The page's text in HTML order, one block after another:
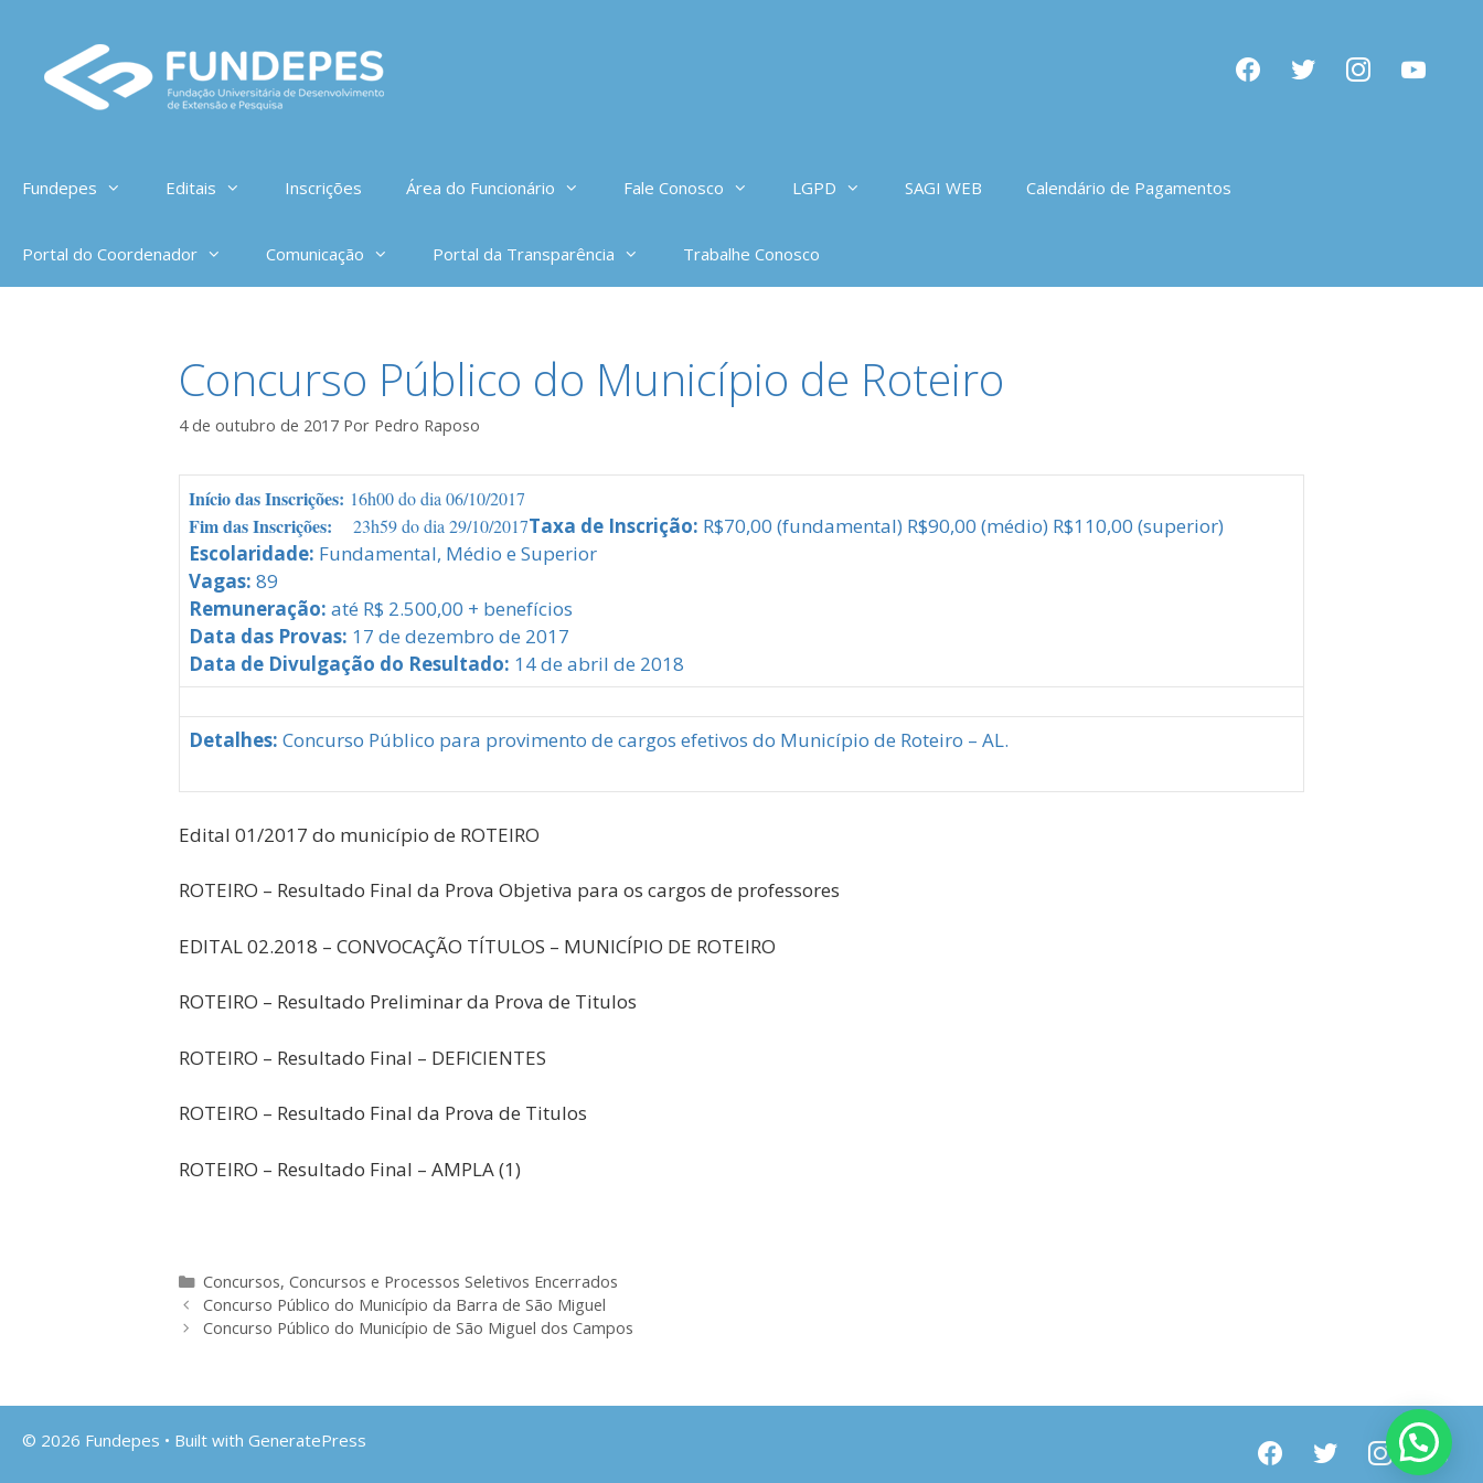
conteúdo
facebooktwitter instagramyoutube
Fundepes Editais Inscrições Área do Funcionário Fale Conosco LGPD SAGI WEB Calendário de Pagamentos
Portal do Coordenador Comunicação Portal da Transparência Trabalhe Conosco
Concurso Público do Município de Roteiro
4 de outubro de 2017 Por Pedro Raposo
Início das Inscrições: 16h00 do dia 06/10/2017
Fim das Inscrições: 23h59 do dia 29/10/2017Taxa de Inscrição: R$70,00 (fundamental) R$90,00 (médio) R$110,00 (superior)
Escolaridade: Fundamental, Médio e Superior
Vagas: 89
Remuneração: até R$ 2.500,00 + benefícios
Data das Provas: 17 de dezembro de 2017
Data de Divulgação do Resultado: 14 de abril de 2018
Detalhes: Concurso Público para provimento de cargos efetivos do Município de Roteiro – AL.
Edital 01/2017 do município de ROTEIRO
ROTEIRO – Resultado Final da Prova Objetiva para os cargos de professores
EDITAL 02.2018 – CONVOCAÇÃO TÍTULOS – MUNICÍPIO DE ROTEIRO
ROTEIRO – Resultado Preliminar da Prova de Titulos
ROTEIRO – Resultado Final – DEFICIENTES
ROTEIRO – Resultado Final da Prova de Titulos
ROTEIRO – Resultado Final – AMPLA (1)
Categorias
Concursos, Concursos e Processos Seletivos Encerrados
Concurso Público do Município da Barra de São Miguel
Concurso Público do Município de São Miguel dos Campos
facebooktwitter instagramyoutube
© 2026 Fundepes • Built with GeneratePress